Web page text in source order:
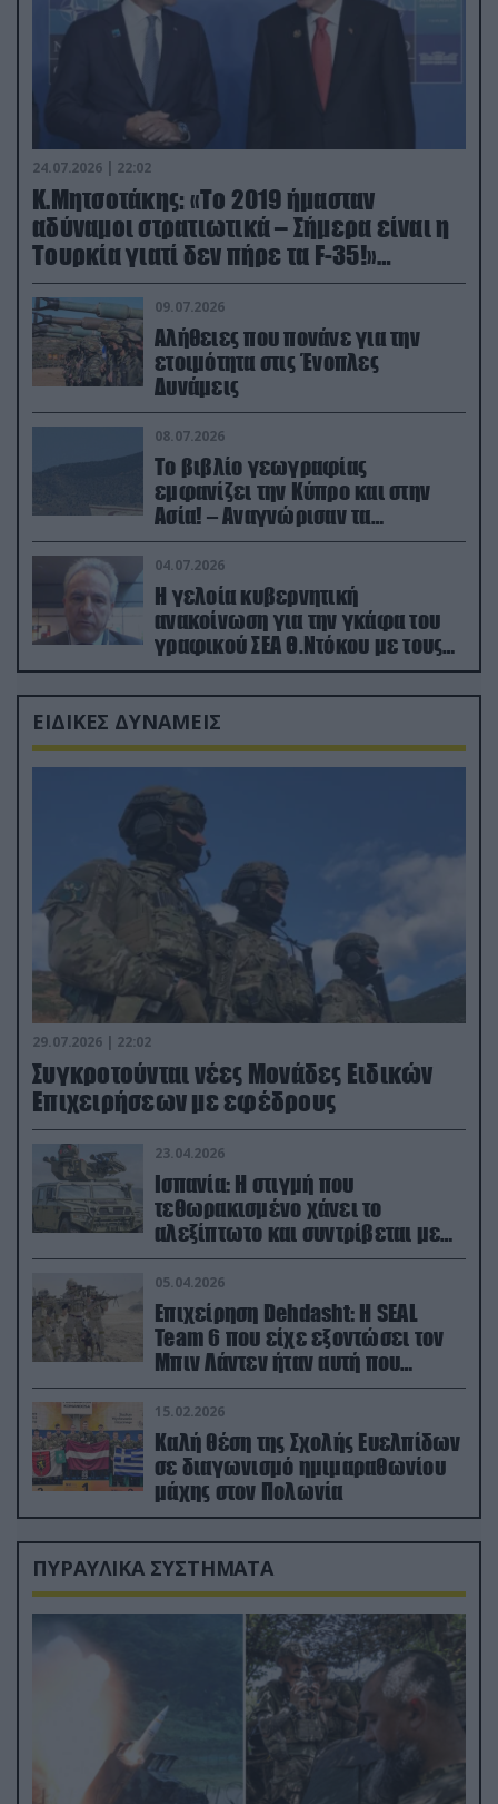
24.07.2026 | 22:02
Κ.Μητσοτάκης: «Το 2019 ήμασταν
αδύναμοι στρατιωτικά – Σήμερα είναι η
Τουρκία γιατί δεν πήρε τα F-35!»
(βίντεο)
09.07.2026
Αλήθειες που πονάνε για την
ετοιμότητα στις Ένοπλες
Δυνάμεις
08.07.2026
Το βιβλίο γεωγραφίας
εμφανίζει την Κύπρο και στην
Ασία! – Αναγνώρισαν τα
κατεχόμενα; (φωτο)
04.07.2026
Η γελοία κυβερνητική
ανακοίνωση για την γκάφα του
γραφικού ΣΕΑ Θ.Ντόκου με τους
Ρώσους φαρσέρ
ΕΙΔΙΚΕΣ ΔΥΝΑΜΕΙΣ
29.07.2026 | 22:02
Συγκροτούνται νέες Μονάδες Ειδικών
Επιχειρήσεων με εφέδρους
23.04.2026
Ισπανία: Η στιγμή που
τεθωρακισμένο χάνει το
αλεξίπτωτο και συντρίβεται με
ορμή στο έδαφος (βίντεο)
05.04.2026
Επιχείρηση Dehdasht: Η SEAL
Team 6 που είχε εξοντώσει τον
Μπιν Λάντεν ήταν αυτή που
διέσωσε τον πιλότο του F-15
15.02.2026
Καλή θέση της Σχολής Ευελπίδων
σε διαγωνισμό ημιμαραθωνίου
μάχης στον Πολωνία
ΠΥΡΑΥΛΙΚΑ ΣΥΣΤΗΜΑΤΑ